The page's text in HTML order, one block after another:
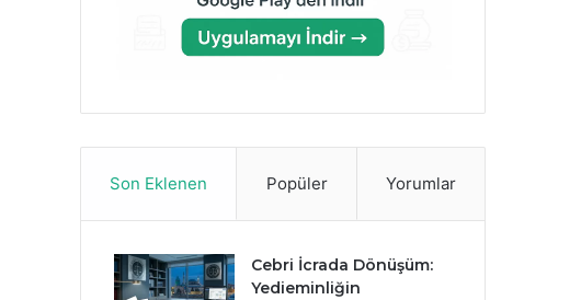
Son Eklenen Popüler Yorumlar
Cebri İcrada Dönüşüm:
Yedieminliğin